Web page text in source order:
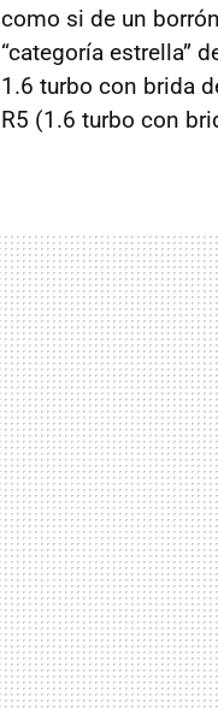
como si de un
“categoría estrella”
1.6 turbo con brida
R5 (1.6 turbo con